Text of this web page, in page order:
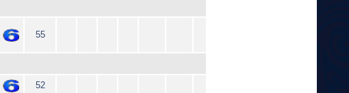
55
52